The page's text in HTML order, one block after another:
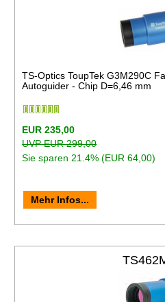
TS-Optics ToupTek G3M290C
Autoguider - Chip D=6,46 mm
EUR 235,00
UVP EUR 299,00
Sie sparen 21.4% (EUR 64,00)
Mehr Infos...